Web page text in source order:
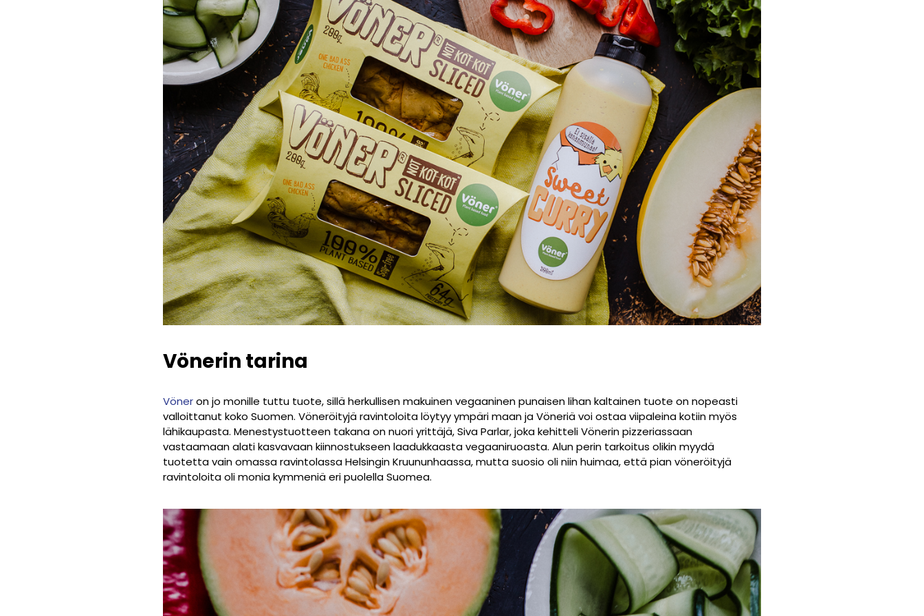
Vönerin tarina
Vöneron jo monille tuttu tuote, sillä herkullisen makuinen vegaaninen punaisen lihan kaltainen tuote on nopeasti
valloittanut koko Suomen. Vöneröityjä ravintoloita löytyy ympäri maan ja Vöneriä voi ostaa viipaleina kotiin myös
lähikaupasta. Menestystuotteen takana on nuori yrittäjä, Siva Parlar, joka kehitteli Vönerin pizzeriassaan
vastaamaan alati kasvavaan kiinnostukseen laadukkaasta vegaaniruoasta. Alun perin tarkoitus olikin myydä
tuotetta vain omassa ravintolassa Helsingin Kruununhaassa, mutta suosio oli niin huimaa, että pian vöneröityjä
ravintoloita oli monia kymmeniä eri puolella Suomea.